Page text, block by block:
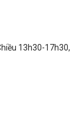
13h30-17h30,